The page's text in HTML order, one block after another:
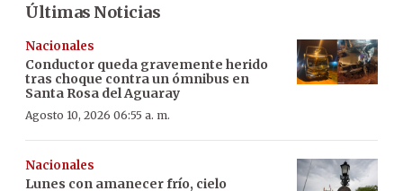
Últimas Noticias
Nacionales
Conductor queda gravemente herido
tras choque contra un ómnibus en
Santa Rosa del Aguaray
Agosto 10, 2026 06:55 a. m.
Nacionales
Lunes con amanecer frío, cielo